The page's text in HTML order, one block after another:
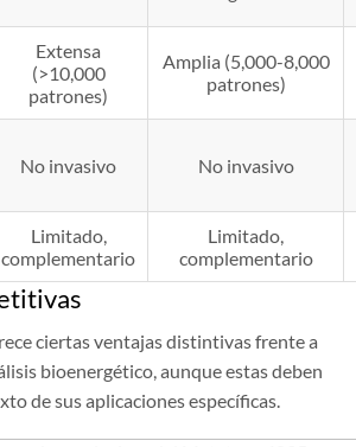
Extensa
(>10,000
patrones)
Amplia (5,000-8,000
patrones)
No invasivo No invasivo
Limitado,
complementario
Limitado,
complementario
ciertas ventajas distintivas frente a
bioenergético, aunque estas deben
de sus aplicaciones específicas.